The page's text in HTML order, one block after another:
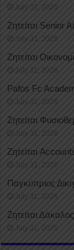
July 31, 2026
Ζητείται Senior
July 31, 2026
Ζητείται
July 31, 2026
Pafos Fc
July 31, 2026
Ζητείται
July 31, 2026
Ζητείται
July 31, 2026
Παγκύπριος
July 31, 2026
Ζητείται
July 31, 2026